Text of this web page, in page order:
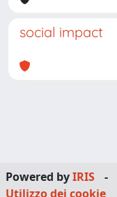
social impact
Powered byIRIS -
Utilizzo dei cookie